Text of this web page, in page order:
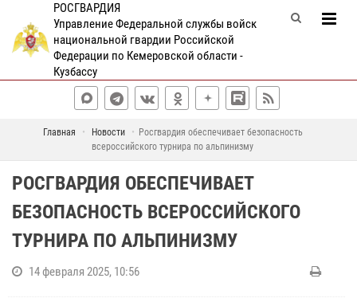
РОСГВАРДИЯ
Управление Федеральной службы войск
национальной гвардии Российской
Федерации по Кемеровской области -
Кузбассу
Главная Новости
Росгвардия обеспечивает безопасность
всероссийского турнира по альпинизму
РОСГВАРДИЯ ОБЕСПЕЧИВАЕТ
БЕЗОПАСНОСТЬ ВСЕРОССИЙСКОГО
ТУРНИРА ПО АЛЬПИНИЗМУ
14 февраля 2025, 10:56